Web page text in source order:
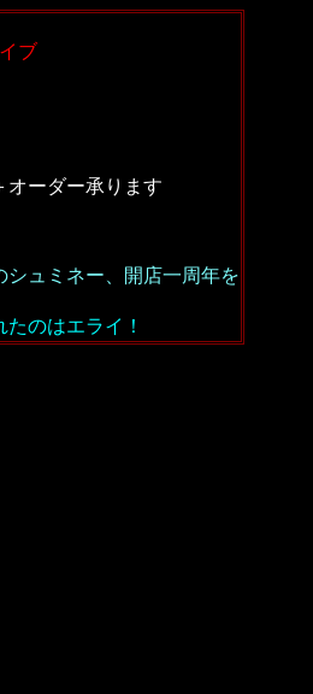
ブ
ーダー承ります
ュミネー、開店一周年を
のはエライ！